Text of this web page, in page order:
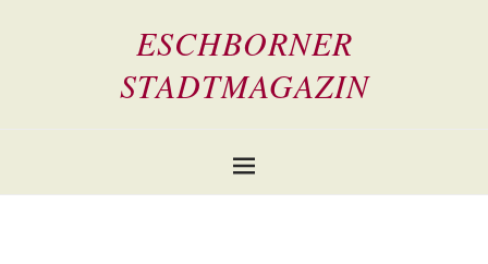
ESCHBORNER
STADTMAGAZIN